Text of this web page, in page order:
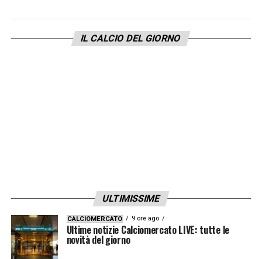
per mettere subito pressione agli uomini di
coraggio saranno le chiavi per cercare
l’impresa.
IlBologna
IL CALCIO DEL GIORNO
ULTIMISSIME
CALCIOMERCATO 9 ore ago
Ultime notizie Calciomercato LIVE: tutte le
novità del giorno